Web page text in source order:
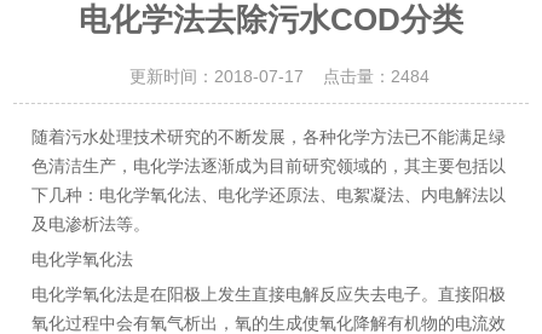
电化学法去除污水COD分类
更新时间：2018-07-17 点击量： 2484
随着污水处理技术研究的不断发展，各种化学方法已不能满足绿
色清洁生产，电化学法逐渐成为目前研究领域的，其主要包括以
下几种：电化学氧化法、电化学还原法、电絮凝法、内电解法以
及电渗析法等。
电化学氧化法
电化学氧化法是在阳极上发生直接电解反应失去电子。直接阳极
氧化过程中会有氧气析出，氧的生成使氧化降解有机物的电流效